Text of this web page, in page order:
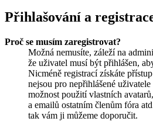
Přihlašování a
Proč se musím zaregistrovat?
Možná nemusíte, záleží na
že uživatel musí být přihlášen,
Nicméně registrací získáte
nejsou pro nepřihlášené
možnost použití vlastních
a emailů ostatním členům fóra
tak vám ji můžeme doporučit.